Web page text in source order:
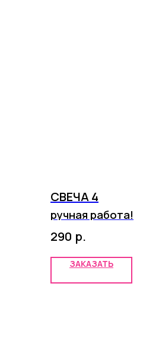
СВЕЧА 4
ручная работа!
290 р.
ЗАКАЗАТЬ